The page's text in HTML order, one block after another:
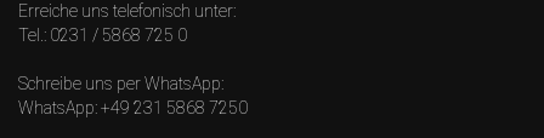
Erreiche uns telefonisch unter:
Tel.: 0231 / 5868 725 0
Schreibe uns per WhatsApp:
WhatsApp:+49 231 5868 7250